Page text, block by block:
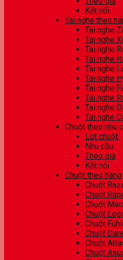
Kết nối
Tai nghe theo
Tai nghe
Tai nghe
Tai nghe
Tai nghe
Tai nghe
Tai nghe
Tai nghe
Tai nghe
Tai nghe
Tai nghe
Chuột theo nhu
Lót chuột
Nhu cầu
Theo giá
Kết nối
Chuột theo hãng
Chuột
Chuột
Chuột
Chuột
Chuột
Chuột
Chuột
Chuột